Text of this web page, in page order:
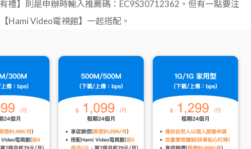
禮】則是申辦時輸入推薦碼：EC9S30712362。但有一點要注
Hami Video電視館】一起搭配。